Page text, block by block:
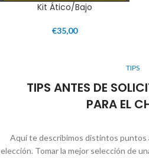
Kit Ático/Bajo
€35,00
TIPS
TIPS ANTES DE
PARA EL
Aquí te describimos distintos puntos
elección. Tomar la mejor selección de